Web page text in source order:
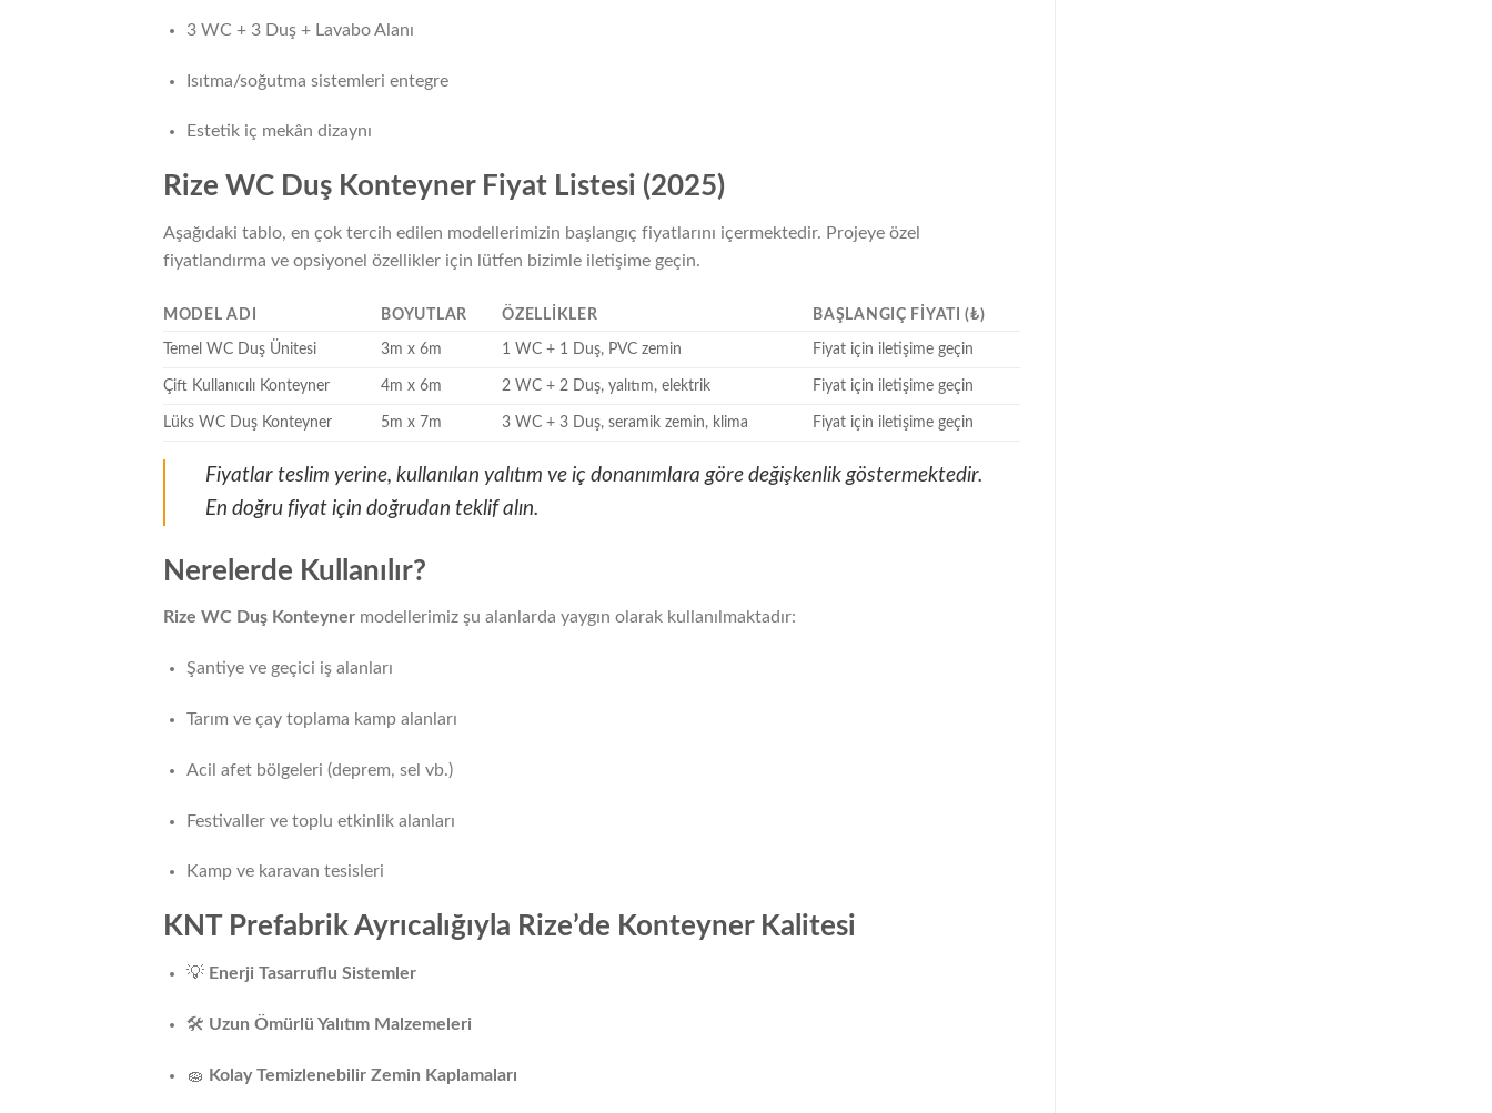
3 WC + 3 Duş + Lavabo Alanı
Isıtma/soğutma sistemleri entegre
Estetik iç mekân dizaynı
Rize WC Duş Konteyner Fiyat Listesi (2025)
Aşağıdaki tablo, en çok tercih edilen modellerimizin başlangıç fiyatlarını içermektedir. Projeye özel
fiyatlandırma ve opsiyonel özellikler için lütfen bizimle iletişime geçin.
MODEL ADI BOYUTLAR ÖZELLIKLER BAŞLANGIÇ FIYATI (₺)
Temel WC Duş Ünitesi 3m x 6m 1 WC + 1 Duş, PVC zemin Fiyat için iletişime geçin
Çift Kullanıcılı Konteyner 4m x 6m 2 WC + 2 Duş, yalıtım, elektrik Fiyat için iletişime geçin
Lüks WC Duş Konteyner 5m x 7m 3 WC + 3 Duş, seramik zemin, klima Fiyat için iletişime geçin
Fiyatlar teslim yerine, kullanılan yalıtım ve iç donanımlara göre değişkenlik göstermektedir.
En doğru fiyat için doğrudan teklif alın.
Nerelerde Kullanılır?
Rize WC Duş Konteyner modellerimiz şu alanlarda yaygın olarak kullanılmaktadır:
Şantiye ve geçici iş alanları
Tarım ve çay toplama kamp alanları
Acil afet bölgeleri (deprem, sel vb.)
Festivaller ve toplu etkinlik alanları
Kamp ve karavan tesisleri
KNT Prefabrik Ayrıcalığıyla Rize’de Konteyner Kalitesi
💡 Enerji Tasarruflu Sistemler
🛠️ Uzun Ömürlü Yalıtım Malzemeleri
🧽 Kolay Temizlenebilir Zemin Kaplamaları